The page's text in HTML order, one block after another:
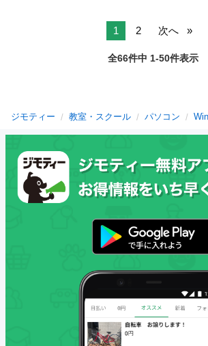
1 2 次へ
全66件中 1-50件表示
ジモティー 教室・スクール パソコン